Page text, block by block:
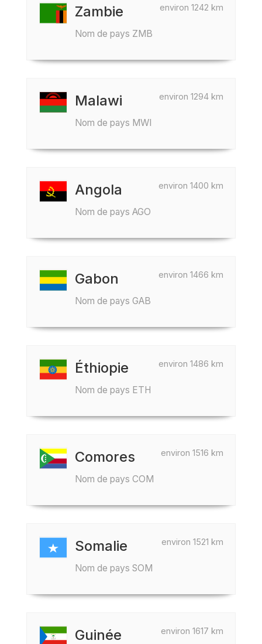
environ 1242 km
Zambie
Nom de pays ZMB
environ 1294 km
Malawi
Nom de pays MWI
environ 1400 km
Angola
Nom de pays AGO
environ 1466 km
Gabon
Nom de pays GAB
environ 1486 km
Éthiopie
Nom de pays ETH
environ 1516 km
Comores
Nom de pays COM
environ 1521 km
Somalie
Nom de pays SOM
environ 1617 km
Guinée